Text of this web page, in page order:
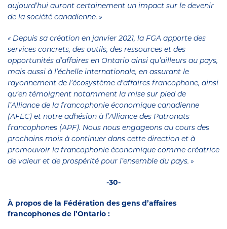
aujourd’hui auront certainement un impact sur le devenir
de la société canadienne. »
« Depuis sa création en janvier 2021, la FGA apporte des
services concrets, des outils, des ressources et des
opportunités d’affaires en Ontario ainsi qu’ailleurs au pays,
mais aussi à l’échelle internationale, en assurant le
rayonnement de l’écosystème d’affaires francophone, ainsi
qu’en témoignent notamment la mise sur pied de
l’Alliance de la francophonie économique canadienne
(AFEC) et notre adhésion à l’Alliance des Patronats
francophones (APF). Nous nous engageons au cours des
prochains mois à continuer dans cette direction et à
promouvoir la francophonie économique comme créatrice
de valeur et de prospérité pour l’ensemble du pays. »
-30-
À propos de la Fédération des gens d’affaires
francophones de l’Ontario :